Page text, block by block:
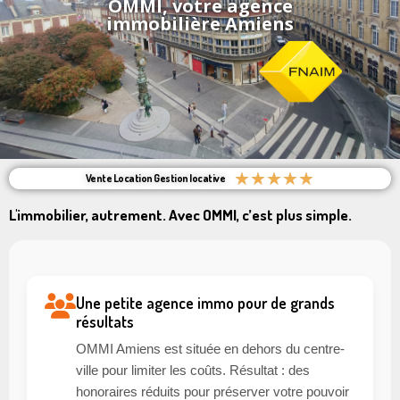
OMMI, votre agence
immobilière Amiens
Vente Location Gestion locative ★★★★★
L'immobilier, autrement. Avec OMMI, c’est plus simple.
Une petite agence immo pour de grands
résultats
OMMI Amiens est située en dehors du centre-
ville pour limiter les coûts. Résultat : des
honoraires réduits pour préserver votre pouvoir